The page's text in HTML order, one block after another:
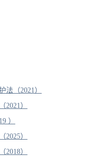
法（2021）
2021）
）
2025）
2018）